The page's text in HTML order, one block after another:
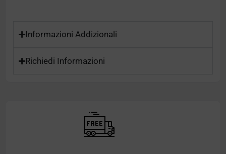
Informazioni Addizionali
Richiedi Informazioni